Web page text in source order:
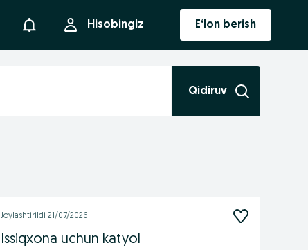
Bildirishnoma Hisobingiz E‘lon berish
Qidiruv
Joylashtirildi 21/07/2026
Issiqxona uchun katyol